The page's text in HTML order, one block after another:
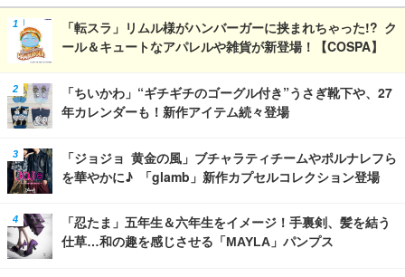
「転スラ」リムル様がハンバーガーに挟まれちゃった!? ク
ール＆キュートなアパレルや雑貨が新登場！【COSPA】
「ちいかわ」“ギチギチのゴーグル付き”うさぎ靴下や、27
年カレンダーも！新作アイテム続々登場
「ジョジョ 黄金の風」ブチャラティチームやポルナレフら
を華やかに♪ 「glamb」新作カプセルコレクション登場
「忍たま」五年生＆六年生をイメージ！手裏剣、髪を結う
仕草…和の趣を感じさせる「MAYLA」パンプス